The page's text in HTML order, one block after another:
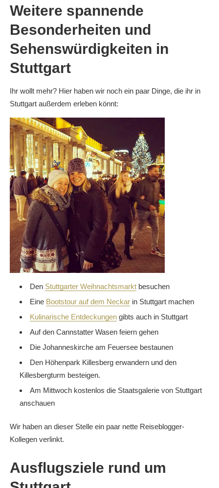
Weitere spannende
Besonderheiten und
Sehenswürdigkeiten in
Stuttgart
Ihr wollt mehr? Hier haben wir noch ein paar Dinge, die ihr in
Stuttgart außerdem erleben könnt:
Den Stuttgarter Weihnachtsmarkt besuchen
Eine Bootstour auf dem Neckar in Stuttgart machen
Kulinarische Entdeckungen gibts auch in Stuttgart
Auf den Cannstatter Wasen feiern gehen
Die Johanneskirche am Feuersee bestaunen
Den Höhenpark Killesberg erwandern und den
Killesbergturm besteigen.
Am Mittwoch kostenlos die Staatsgalerie von Stuttgart
anschauen
Wir haben an dieser Stelle ein paar nette Reiseblogger-
Kollegen verlinkt.
Ausflugsziele rund um